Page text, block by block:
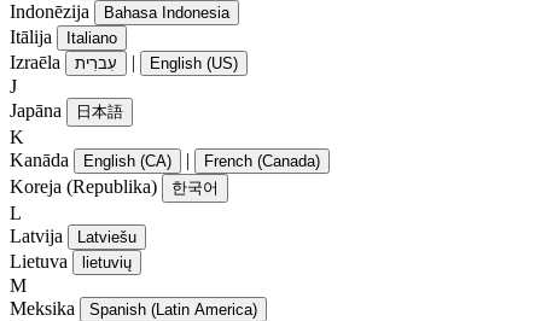
Indonēzija Bahasa Indonesia
Itālija Italiano
Izraēla עִברִית | English (US)
J
Japāna
日本語
K
Kanāda
English (CA) | French (Canada)
Koreja (Republika) 한국어
L
Latvija
Latviešu
Lietuva lietuvių
M
Meksika
Spanish (Latin America)